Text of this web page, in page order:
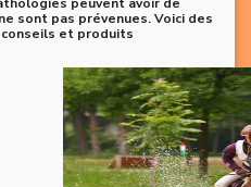
sont pas prévenues. Voici des
et produits